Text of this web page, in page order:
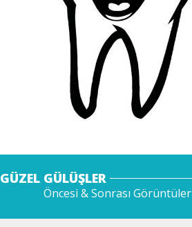
GÜZEL GÜLÜŞLER
Öncesi & Sonrası Görüntüler